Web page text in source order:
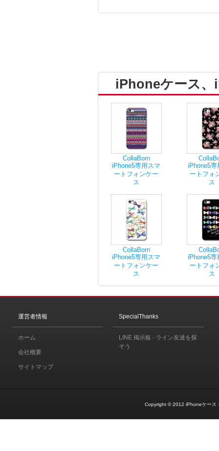
iPhoneケース、
CollaBorn
iPhone5専用スマ
ートフォンケー
ス
iPhone5専
ートフォ
ス
CollaBorn
iPhone5専用スマ
ートフォンケー
ス
iPhone5専
ートフォ
ス
運営者情報
ホーム
会社概要
サイトマップ
SpecialThanks
LINE 掲示板 - ライン友達を探
そう
Copyright © 2012 iPhoneケース